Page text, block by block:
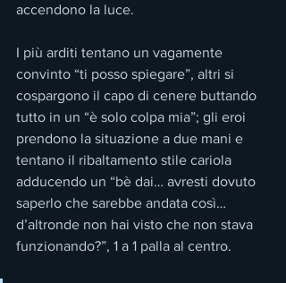
accendono la luce.
I più arditi tentano un vagamente
convinto “ti posso spiegare”, altri si
cospargono il capo di cenere buttando
tutto in un “è solo colpa mia”; gli eroi
prendono la situazione a due mani e
tentano il ribaltamento stile cariola
adducendo un “bè dai… avresti dovuto
saperlo che sarebbe andata così…
d’altronde non hai visto che non stava
funzionando?”, 1 a 1 palla al centro.